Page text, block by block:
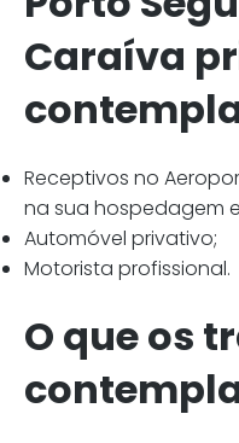
Caraíva
Receptivos no
na sua hospedagem
Automóvel privativo;
Motorista profissional.
O que os